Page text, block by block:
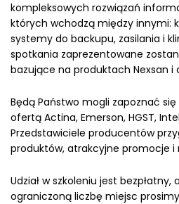
kompleksowych rozwiązań
których wchodzą między innymi:
systemy do backupu, zasilania i
spotkania zaprezentowane
bazujące na produktach Nexsan i
Będą Państwo mogli zapoznać
ofertą Actina, Emerson, HGST,
Przedstawiciele producentów
produktów, atrakcyjne promocje i
Udział w szkoleniu jest bezpłatny,
ograniczoną liczbę miejsc